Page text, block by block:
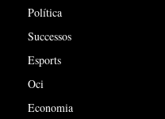
Política
Successos
Esports
Oci
Economia